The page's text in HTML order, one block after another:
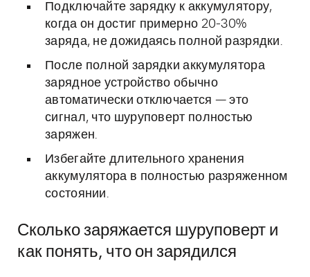
Подключайте зарядку к аккумулятору,
когда он достиг примерно 20-30%
заряда, не дожидаясь полной разрядки.
После полной зарядки аккумулятора
зарядное устройство обычно
автоматически отключается — это
сигнал, что шуруповерт полностью
заряжен.
Избегайте длительного хранения
аккумулятора в полностью разряженном
состоянии.
Сколько заряжается шуруповерт и
как понять, что он зарядился